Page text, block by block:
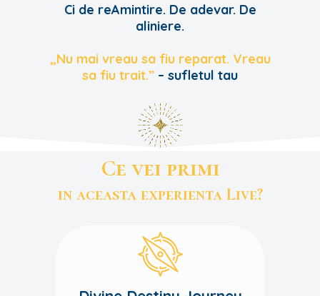
Ci de reAmintire. De adevar. De
aliniere.
„Nu mai vreau sa fiu reparat. Vreau
sa fiu trait.” – sufletul tau
in aceasta experienta Live?
Ce vei primi